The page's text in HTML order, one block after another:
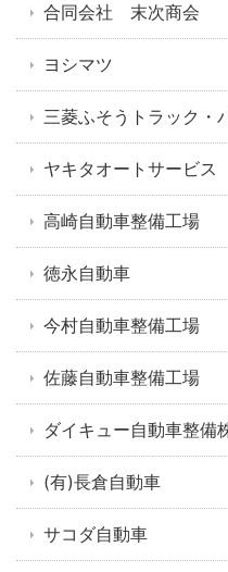
合同会社 末次商会
ヨシマツ
三菱ふそうトラック・
ヤキタオートサービス
高崎自動車整備工場
徳永自動車
今村自動車整備工場
佐藤自動車整備工場
ダイキュー自動車整備
(有)長倉自動車
サコダ自動車